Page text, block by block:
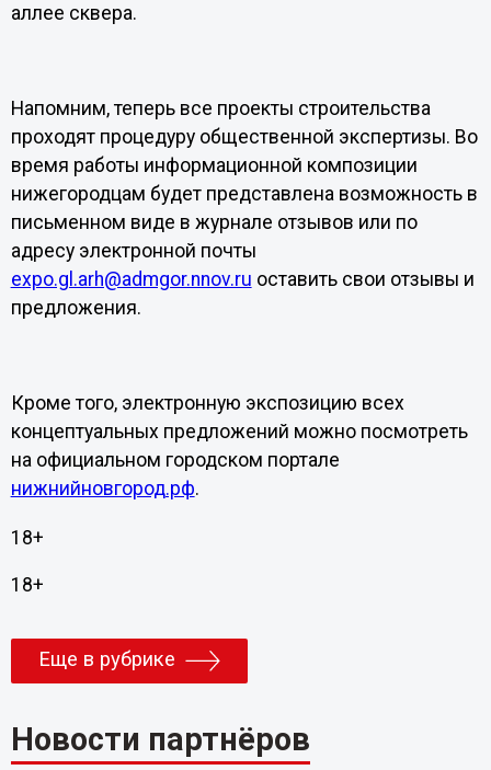
аллее сквера.
Напомним, теперь все проекты строительства
проходят процедуру общественной экспертизы. Во
время работы информационной композиции
нижегородцам будет представлена возможность в
письменном виде в журнале отзывов или по
адресу электронной почты
expo.gl.arh@admgor.nnov.ru оставить свои отзывы и
предложения.
Кроме того, электронную экспозицию всех
концептуальных предложений можно посмотреть
на официальном городском портале
нижнийновгород.рф.
18+
18+
Еще в рубрике
Новости партнёров